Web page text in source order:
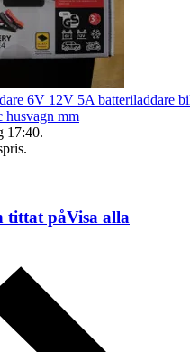
6V 12V 5A batteriladdare
husvagn mm
17:40.
.
tittat påVisa alla